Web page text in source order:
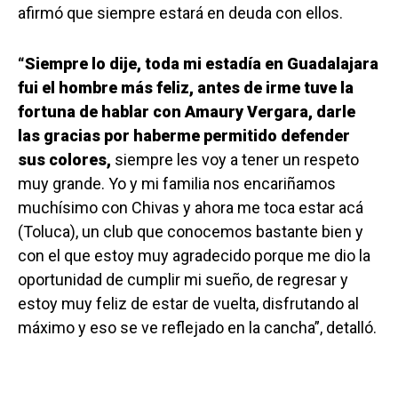
afirmó que siempre estará en deuda con ellos.
“Siempre lo dije, toda mi estadía en Guadalajara
fui el hombre más feliz, antes de irme tuve la
fortuna de hablar con Amaury Vergara, darle
las gracias por haberme permitido defender
sus colores, siempre les voy a tener un respeto
muy grande. Yo y mi familia nos encariñamos
muchísimo con Chivas y ahora me toca estar acá
(Toluca), un club que conocemos bastante bien y
con el que estoy muy agradecido porque me dio la
oportunidad de cumplir mi sueño, de regresar y
estoy muy feliz de estar de vuelta, disfrutando al
máximo y eso se ve reflejado en la cancha”, detalló.